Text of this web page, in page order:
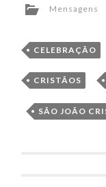
Mensagens
CELEBRAÇÃO
CRISTÃOS ,
, SÃO JOÃO